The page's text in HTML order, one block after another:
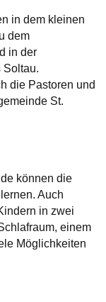
in dem kleinen
dem
in der
Soltau.
die Pastoren und
St.
können die
Auch
in zwei
einem
Möglichkeiten